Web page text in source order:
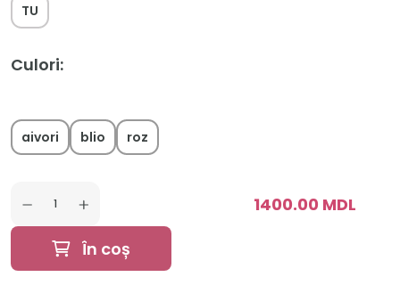
TU
Culori:
aivori blio roz
1400.00 MDL
În coș